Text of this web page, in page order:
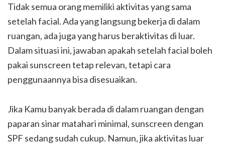
Tidak semua orang memiliki aktivitas yang sama
setelah facial. Ada yang langsung bekerja di dalam
ruangan, ada juga yang harus beraktivitas di luar.
Dalam situasi ini, jawaban apakah setelah facial boleh
pakai sunscreen tetap relevan, tetapi cara
penggunaannya bisa disesuaikan.
Jika Kamu banyak berada di dalam ruangan dengan
paparan sinar matahari minimal, sunscreen dengan
SPF sedang sudah cukup. Namun, jika aktivitas luar